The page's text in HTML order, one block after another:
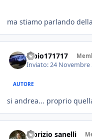
ma stiamo parlando
fabio171717
Inviato:24 Novembre
AUTORE
si andrea... proprio
fabrizio sanelli